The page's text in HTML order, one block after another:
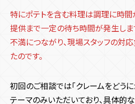
特にポテトを含む料理は調理に時間
提供まで一定の待ち時間が発生しま
不満につながり、現場スタッフの対
たのです。
初回のご相談では「クレームをどう
テーマのみいただいており、具体的